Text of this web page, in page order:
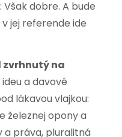
dobre. A bude
jej referende ide
zvrhnutý na
ideu a davové
lákavou vlajkou:
železnej opony a
a práva, pluralitná